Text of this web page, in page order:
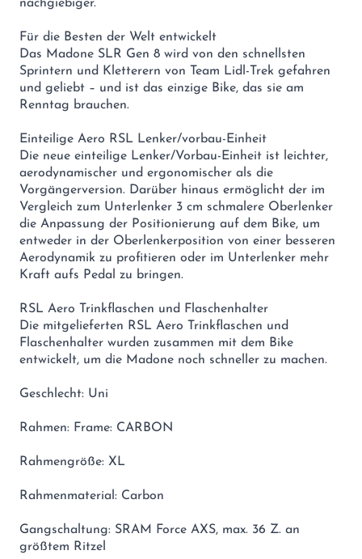
nachgiebiger.
Für die Besten der Welt entwickelt
Das Madone SLR Gen 8 wird von den schnellsten
Sprintern und Kletterern von Team Lidl-Trek gefahren
und geliebt – und ist das einzige Bike, das sie am
Renntag brauchen.
Einteilige Aero RSL Lenker/vorbau-Einheit
Die neue einteilige Lenker/Vorbau-Einheit ist leichter,
aerodynamischer und ergonomischer als die
Vorgängerversion. Darüber hinaus ermöglicht der im
Vergleich zum Unterlenker 3 cm schmalere Oberlenker
die Anpassung der Positionierung auf dem Bike, um
entweder in der Oberlenkerposition von einer besseren
Aerodynamik zu profitieren oder im Unterlenker mehr
Kraft aufs Pedal zu bringen.
RSL Aero Trinkflaschen und Flaschenhalter
Die mitgelieferten RSL Aero Trinkflaschen und
Flaschenhalter wurden zusammen mit dem Bike
entwickelt, um die Madone noch schneller zu machen.
Geschlecht: Uni
Rahmen: Frame: CARBON
Rahmengröße: XL
Rahmenmaterial: Carbon
Gangschaltung: SRAM Force AXS, max. 36 Z. an
größtem Ritzel